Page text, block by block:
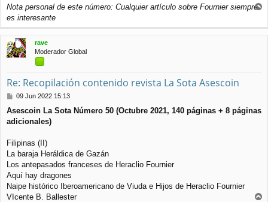
Nota personal de este número: Cualquier artículo sobre Fournier siempre
es interesante
r
i
rave
Moderador Global
Re: Recopilación contenido revista La Sota Asescoin
M
n
s
j
e
09 Jun 2022 15:13
Asescoin La Sota Número 50 (Octubre 2021, 140 páginas + 8 páginas
adicionales)
Filipinas (II)
La baraja Heráldica de Gazán
Los antepasados franceses de Heraclio Fournier
Aquí hay dragones
Naipe histórico Iberoamericano de Viuda e Hijos de Heraclio Fournier
VIcente B. Ballester